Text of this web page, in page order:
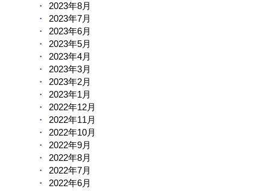
2023年8月
2023年7月
2023年6月
2023年5月
2023年4月
2023年3月
2023年2月
2023年1月
2022年12月
2022年11月
2022年10月
2022年9月
2022年8月
2022年7月
2022年6月